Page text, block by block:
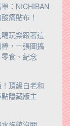
：NICHIBAN
痛貼布！
喝玩樂跟著這
，一張圖搞
食、紀念
！頂級白老和
隱藏版主